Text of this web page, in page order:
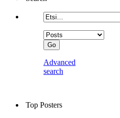
Advanced
search
Top Posters